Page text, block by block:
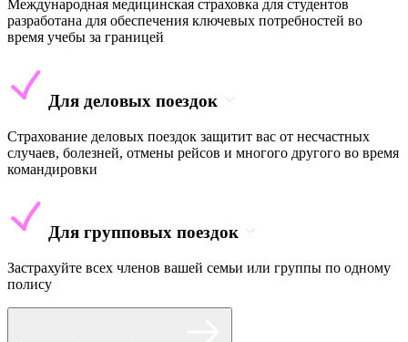
Международная медицинская страховка для студентов
разработана для обеспечения ключевых потребностей во
время учебы за границей
Для деловых поездок
Страхование деловых поездок защитит вас от несчастных
случаев, болезней, отмены рейсов и многого другого во время
командировки
Для групповых поездок
Застрахуйте всех членов вашей семьи или группы по одному
полису